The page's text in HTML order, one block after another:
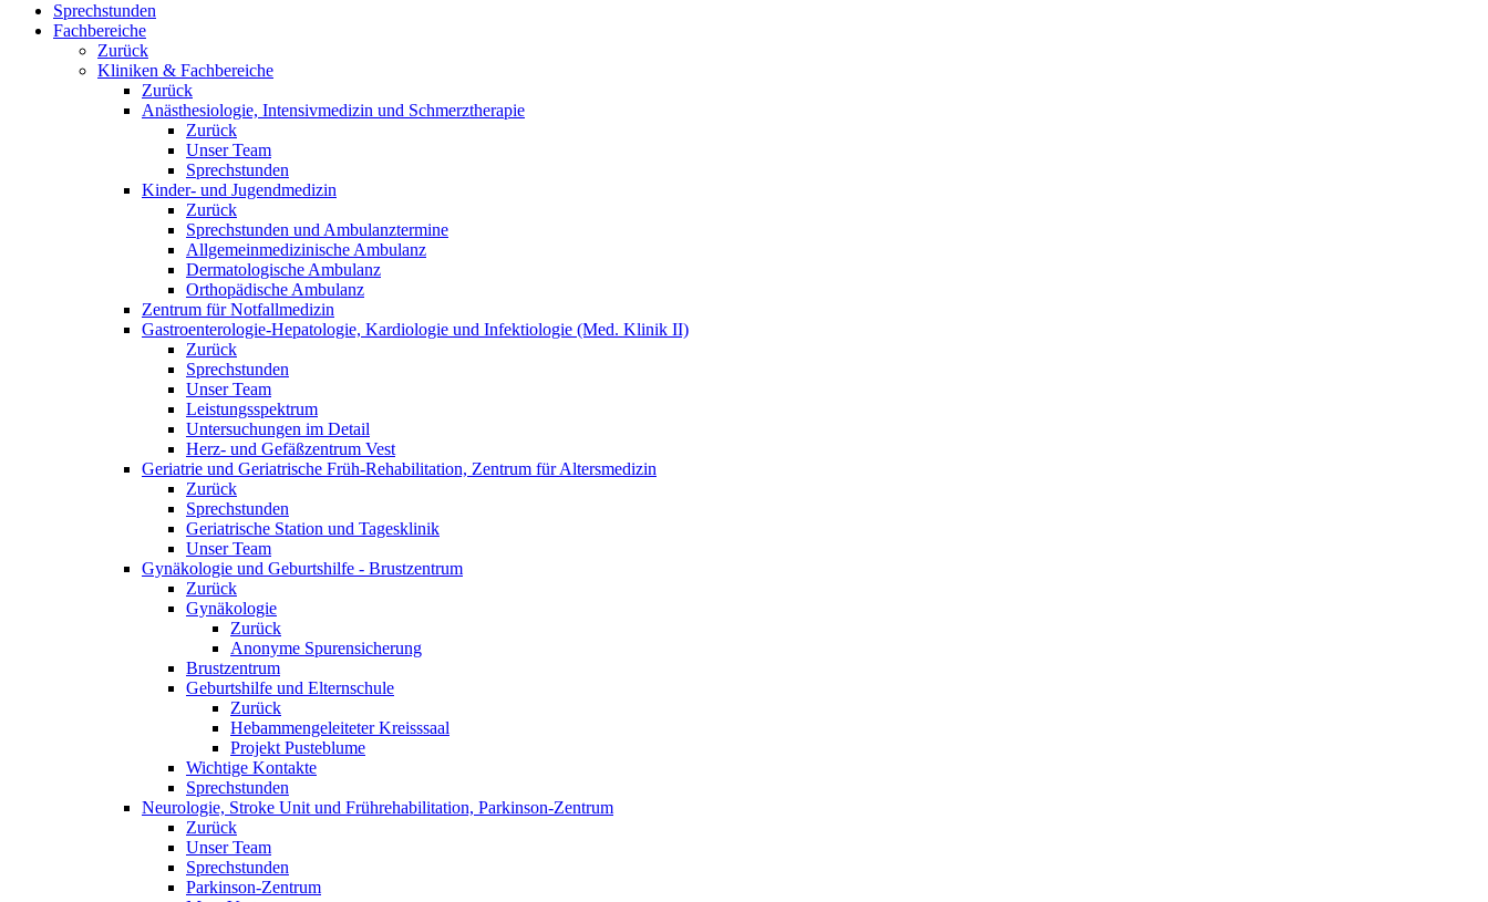
Sprechstunden
Fachbereiche
Zurück
Kliniken & Fachbereiche
Zurück
Anästhesiologie, Intensivmedizin und Schmerztherapie
Zurück
Unser Team
Sprechstunden
Kinder- und Jugendmedizin
Zurück
Sprechstunden und Ambulanztermine
Allgemeinmedizinische Ambulanz
Dermatologische Ambulanz
Orthopädische Ambulanz
Zentrum für Notfallmedizin
Gastroenterologie-Hepatologie, Kardiologie und Infektiologie (Med. Klinik II)
Zurück
Sprechstunden
Unser Team
Leistungsspektrum
Untersuchungen im Detail
Herz- und Gefäßzentrum Vest
Geriatrie und Geriatrische Früh-Rehabilitation, Zentrum für Altersmedizin
Zurück
Sprechstunden
Geriatrische Station und Tagesklinik
Unser Team
Gynäkologie und Geburtshilfe - Brustzentrum
Zurück
Gynäkologie
Zurück
Anonyme Spurensicherung
Brustzentrum
Geburtshilfe und Elternschule
Zurück
Hebammengeleiteter Kreisssaal
Projekt Pusteblume
Wichtige Kontakte
Sprechstunden
Neurologie, Stroke Unit und Frührehabilitation, Parkinson-Zentrum
Zurück
Unser Team
Sprechstunden
Parkinson-Zentrum